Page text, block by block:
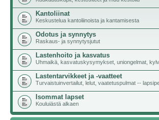
Kantoliinat
Keskustelua kantoliinoista ja kantamisesta
Odotus ja synnytys
Raskaus- ja synnytysjutut
Lastenhoito ja kasvatus
Uhmaikä, kasvatuskysymykset, uniongelmat,
Lastentarvikkeet ja -vaatteet
Turvaistuinvertailut, lelut, vaatetuspulmat --
Isommat lapset
Kouluiästä alkaen